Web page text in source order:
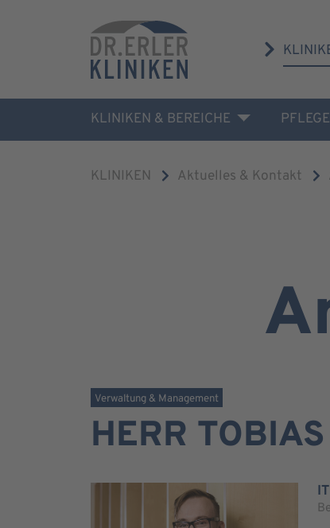
KLINIKEN & BEREICHE
KLINIKEN Aktuelles & Kontakt
Verwaltung & Management
HERR